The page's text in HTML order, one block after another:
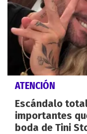
ATENCIÓN
Escándalo
importantes
boda de Tini